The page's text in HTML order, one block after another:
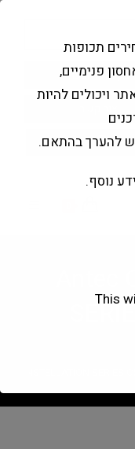
בקשה להצעה
תכופות
פנימיים,
ויכולים להיות
להערך בהתאם.
נוסף.
This